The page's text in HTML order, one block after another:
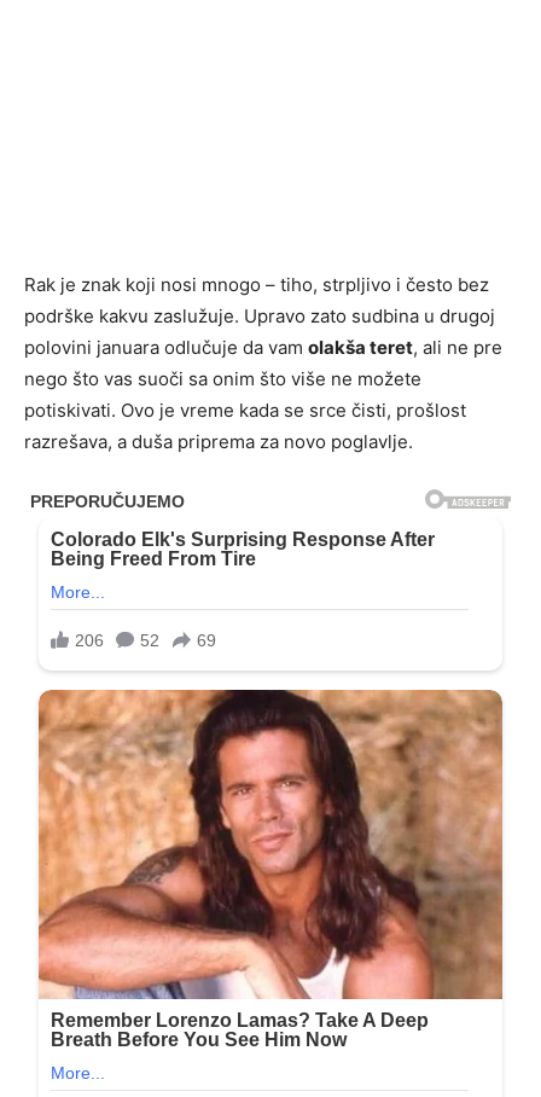
Rak je znak koji nosi mnogo – tiho, strpljivo i često bez
podrške kakvu zaslužuje. Upravo zato sudbina u drugoj
polovini januara odlučuje da vam olakša teret, ali ne pre
nego što vas suoči sa onim što više ne možete
potiskivati. Ovo je vreme kada se srce čisti, prošlost
razrešava, a duša priprema za novo poglavlje.